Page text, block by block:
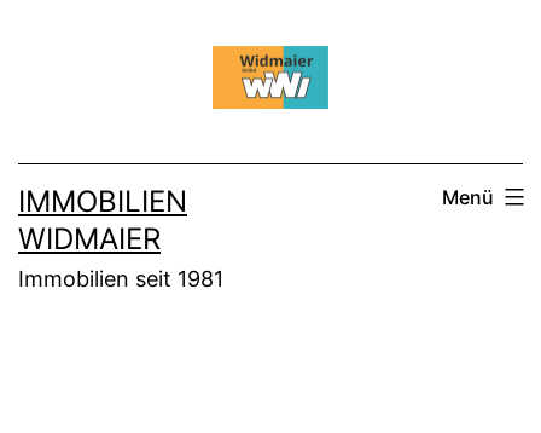
IMMOBILIEN
WIDMAIER
Immobilien seit 1981
Menü